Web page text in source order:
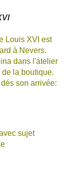
Louis XVI est
à Nevers.
dans l'atelier
la boutique.
son arrivée:
sujet